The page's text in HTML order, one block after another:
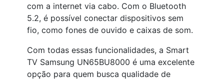
com a internet via cabo. Com o Bluetooth
5.2, é possível conectar dispositivos sem
fio, como fones de ouvido e caixas de som.
Com todas essas funcionalidades, a Smart
TV Samsung UN65BU8000 é uma excelente
opção para quem busca qualidade de